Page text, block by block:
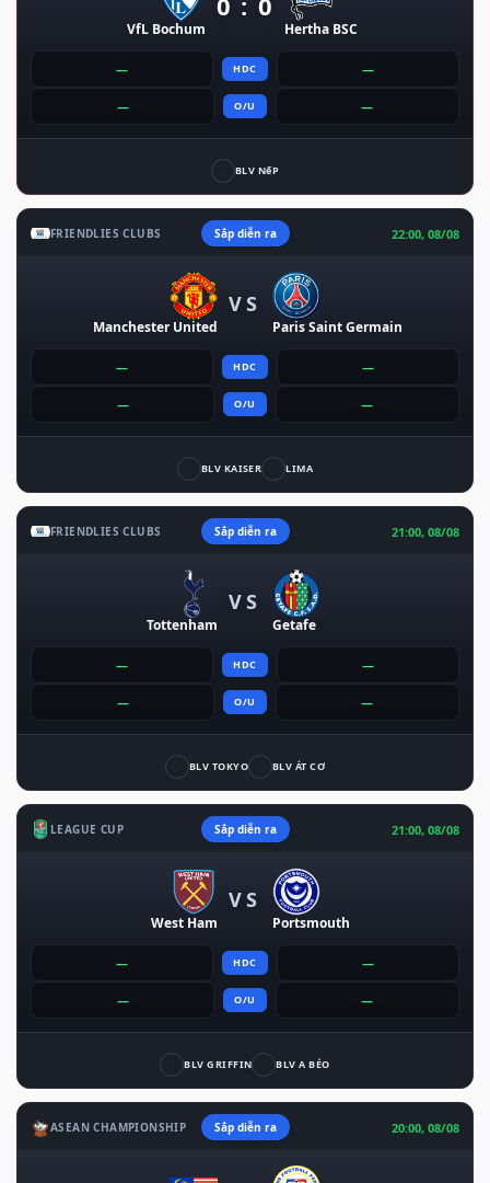
VfL Bochum Hertha BSC
— HDC —
— O/U —
BLV NếP
FRIENDLIES CLUBS Sắp diễn ra 22:00, 08/08
Manchester United
VS
Paris Saint Germain
— HDC —
— O/U —
BLV KAISER LIMA
FRIENDLIES CLUBS Sắp diễn ra 21:00, 08/08
Tottenham
VS
Getafe
— HDC —
— O/U —
BLV TOKYO BLV ÁT CƠ
LEAGUE CUP Sắp diễn ra 21:00, 08/08
West Ham
VS
Portsmouth
— HDC —
— O/U —
BLV GRIFFIN BLV A BÉO
ASEAN CHAMPIONSHIP Sắp diễn ra 20:00, 08/08